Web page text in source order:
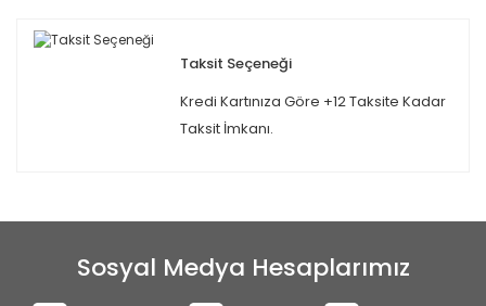
Taksit Seçeneği
Kredi Kartınıza Göre +12 Taksite Kadar
Taksit İmkanı.
Sosyal Medya Hesaplarımız